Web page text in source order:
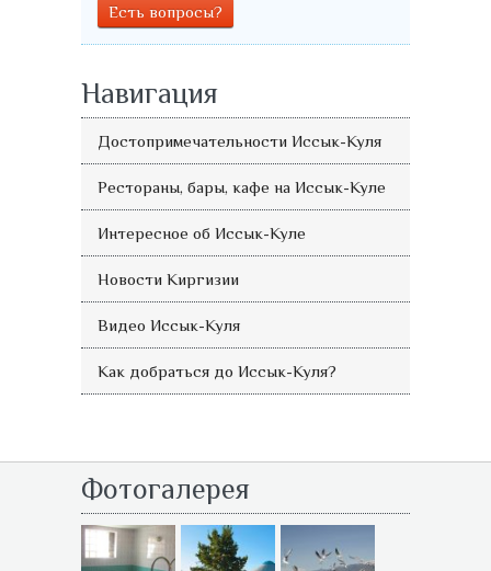
Есть вопросы?
Навигация
Достопримечательности Иссык-Куля
Рестораны, бары, кафе на Иссык-Куле
Интересное об Иссык-Куле
Новости Киргизии
Видео Иссык-Куля
Как добраться до Иссык-Куля?
Фотогалерея